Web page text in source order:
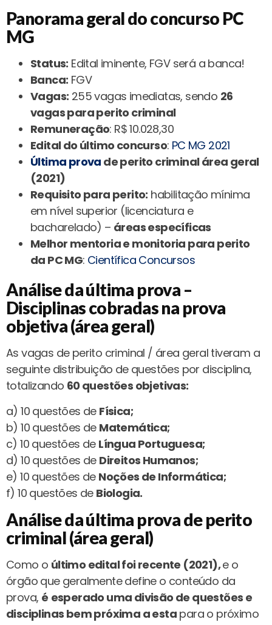
Panorama geral do concurso PC
MG
Status: Edital iminente, FGV será a banca!
Banca: FGV
Vagas: 255 vagas imediatas, sendo 26
vagas para perito criminal
Remuneração: R$ 10.028,30
Edital do último concurso: PC MG 2021
Última prova de perito criminal área geral
(2021)
Requisito para perito: habilitação mínima
em nível superior (licenciatura e
bacharelado) – áreas específicas
Melhor mentoria e monitoria para perito
da PC MG: Científica Concursos
Análise da última prova –
Disciplinas cobradas na prova
objetiva (área geral)
As vagas de perito criminal / área geral tiveram a
seguinte distribuição de questões por disciplina,
totalizando 60 questões objetivas:
a) 10 questões de Física;
b) 10 questões de Matemática;
c) 10 questões de Língua Portuguesa;
d) 10 questões de Direitos Humanos;
e) 10 questões de Noções de Informática;
f) 10 questões de Biologia.
Análise da última prova de perito
criminal (área geral)
Como o último edital foi recente (2021),e o
órgão que geralmente define o conteúdo da
prova, é esperado uma divisão de questões e
disciplinas bem próxima a esta para o próximo